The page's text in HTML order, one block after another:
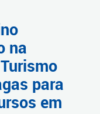
na
para
em